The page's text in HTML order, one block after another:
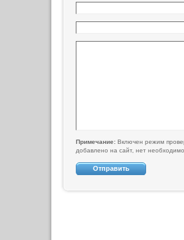
Примечание: Включен режим
добавлено на сайт, нет